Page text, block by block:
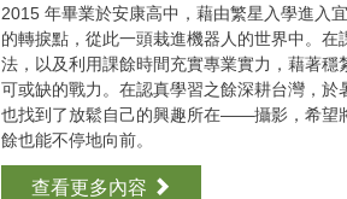
2015 年畢業於安康高中，藉由繁星入學進入
的轉捩點，從此一頭栽進機器人的世界中。
法，以及利用課餘時間充實專業實力，藉著穩
可或缺的戰力。在認真學習之餘深耕台灣，於
也找到了放鬆自己的興趣所在——攝影，希望
餘也能不停地向前。
查看更多內容